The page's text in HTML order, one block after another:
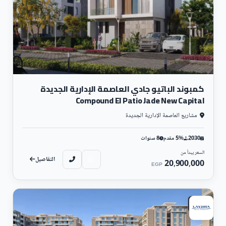
الخضراء التي تحسن من الجو العام للمشروع.
تقع القرية على طريق السويس أما بوابة 3 لمدينتي ويجمع وحدات مختلفة بين الشقق
والبنتهاوس بمساحات تبدأ من 150 متر مربع.
وأيضا من المشاريع التي نفذتها شركة لافيستا العقارية:
قرية لافيستا توباز العين السخنة
كمبوند لافيستا سيتى العاصمة الإدارية
لافيستا كاسكادا الساحل الشمالي
لافيستا باي ايست الساحل الشمالي
كمبوند الباتيو 5 ايست الشروق
كمبوند الباتيو كازا الشروق Patio Casa
كمبوند الباتيو برايم الشروق
لافيستا راس الحكمة الساحل الشمالي
كمبوند الباتيو تاون التجمع الخامس
قرية لافيستا 4 العين السخنة
كمبوند الباتيو 3 التجمع الخامس
كمبوند الباتيو 7 التجمع الخامس
كمبوند الباتيو جادي العاصمة الإدارية الجديدة
Compound El Patio Jade New Capital
مشاريع العاصمة الإدارية الجديدة
2030 5% مقدم 8 سنوات
السعر يبدأ من
20,900,000
EGP التفاصيل
سكني